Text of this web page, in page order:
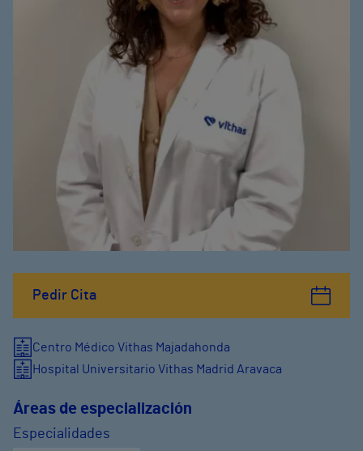
Pedir Cita
Centro Médico Vithas Majadahonda
Hospital Universitario Vithas Madrid Aravaca
Áreas de especialización
Especialidades